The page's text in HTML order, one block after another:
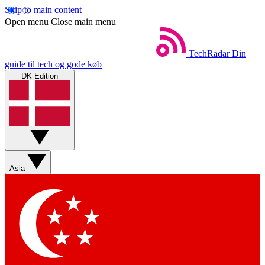
Skip to main content
Open menu Close main menu
TechRadar Din
guide til tech og gode køb
DK Edition
Asia